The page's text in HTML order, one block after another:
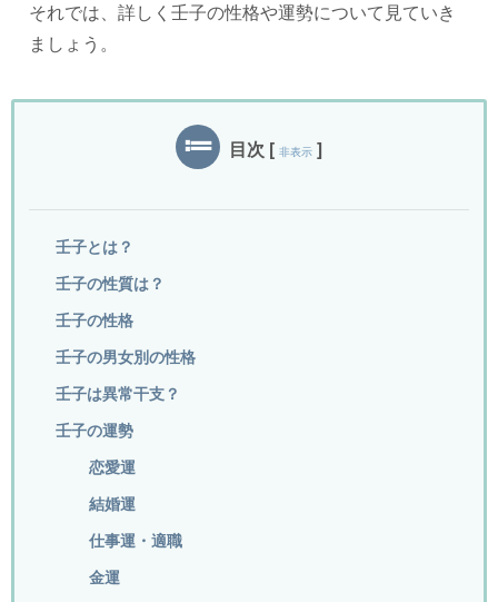
それでは、詳しく壬子の性格や運勢について見ていき
ましょう。
目次 [ 非表示 ]
壬子とは？
壬子の性質は？
壬子の性格
壬子の男女別の性格
壬子は異常干支？
壬子の運勢
恋愛運
結婚運
仕事運・適職
金運